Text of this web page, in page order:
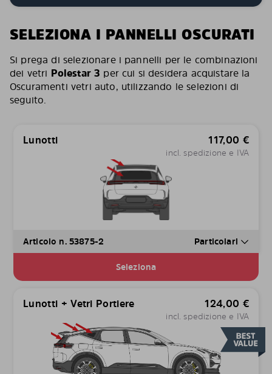
SELEZIONA I PANNELLI OSCURATI
Si prega di selezionare i pannelli per le combinazioni
dei vetri Polestar 3 per cui si desidera acquistare la
Oscuramenti vetri auto, utilizzando le selezioni di
seguito.
Lunotti 117,00 €
incl. spedizione e IVA
Articolo n. 53875-2 Particolari
Seleziona
Lunotti + Vetri Portiere 124,00 €
incl. spedizione e IVA